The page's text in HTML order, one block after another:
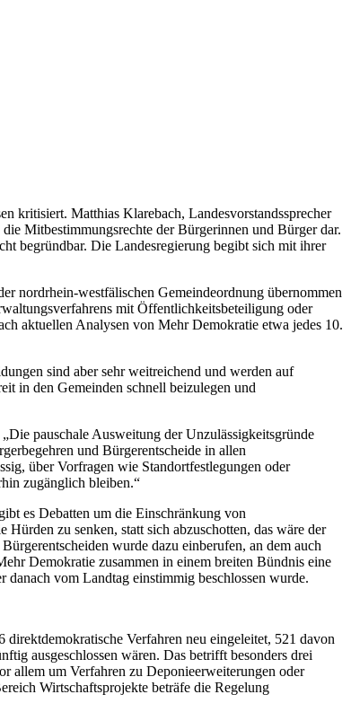
kritisiert. Matthias Klarebach, Landesvorstandssprecher
Mitbestimmungsrechte der Bürgerinnen und Bürger dar.
begründbar. Die Landesregierung begibt sich mit ihrer
nordrhein-westfälischen Gemeindeordnung übernommen
mit Öffentlichkeitsbeteiligung oder
aktuellen Analysen von Mehr Demokratie etwa jedes 10.
sind aber sehr weitreichend und werden auf
in den Gemeinden schnell beizulegen und
pauschale Ausweitung der Unzulässigkeitsgründe
und Bürgerentscheide in allen
über Vorfragen wie Standortfestlegungen oder
zugänglich bleiben.“
es Debatten um die Einschränkung von
zu senken, statt sich abzuschotten, das wäre der
wurde dazu einberufen, an dem auch
Demokratie zusammen in einem breiten Bündnis eine
vom Landtag einstimmig beschlossen wurde.
Verfahren neu eingeleitet, 521 davon
ausgeschlossen wären. Das betrifft besonders drei
allem um Verfahren zu Deponieerweiterungen oder
Wirtschaftsprojekte beträfe die Regelung